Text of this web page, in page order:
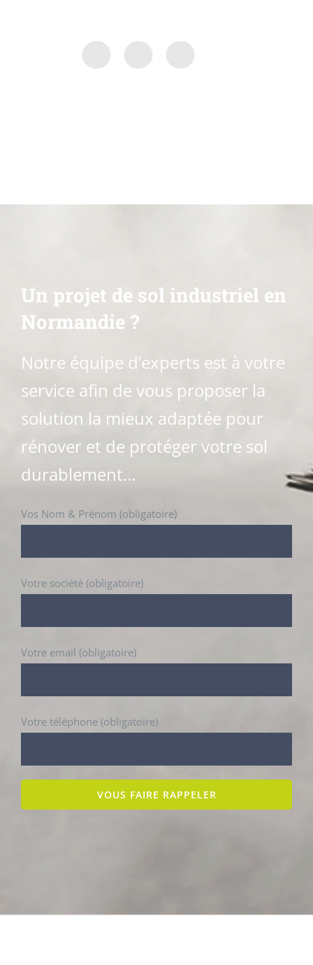
Un projet de sol industriel en
Normandie ?
Notre équipe d’experts est à votre
service afin de vous proposer la
solution la mieux adaptée pour
rénover et de protéger votre sol
durablement…
Vos Nom & Prénom (obligatoire)
Votre société (obligatoire)
Votre email (obligatoire)
Votre téléphone (obligatoire)